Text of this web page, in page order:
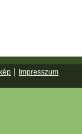
Impresszum